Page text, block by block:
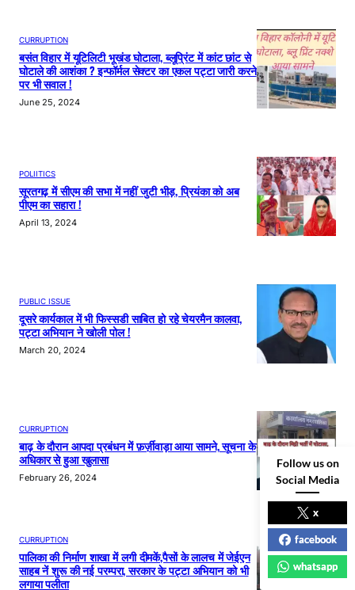
CURRUPTION
बसंत विहार में यूटिलिटी भूखंड घोटाला, ब्लूप्रिंट में कांट छांट से
घोटाले की आशंका ? इन्फॉर्मल सेक्टर का एकल पट्टा जारी करने
पर भी सवाल !
June 25, 2024
POLIITICS
सूरतगढ़ में सीएम की सभा में नहीं जुटी भीड़, प्रियंका को अब
पीएम का सहारा !
April 13, 2024
PUBLIC ISSUE
दूसरे कार्यकाल में भी फिस्सडी साबित हो रहे चेयरमैन कालवा,
पट्टा अभियान ने खोली पोल !
March 20, 2024
CURRUPTION
बाढ़ के दौरान आपदा प्रबंधन में फ़र्ज़ीवाड़ा आया सामने, सूचना के
अधिकार से हुआ खुलासा
February 26, 2024
CURRUPTION
पालिका की निर्माण शाखा में लगी दीमकें,पैसों के लालच में जेईएन
साहब नें शुरू की नई परम्परा, सरकार के पट्टा अभियान को भी
लगाया पलीता
Follow us on
Social Media
x
facebook
whatsapp